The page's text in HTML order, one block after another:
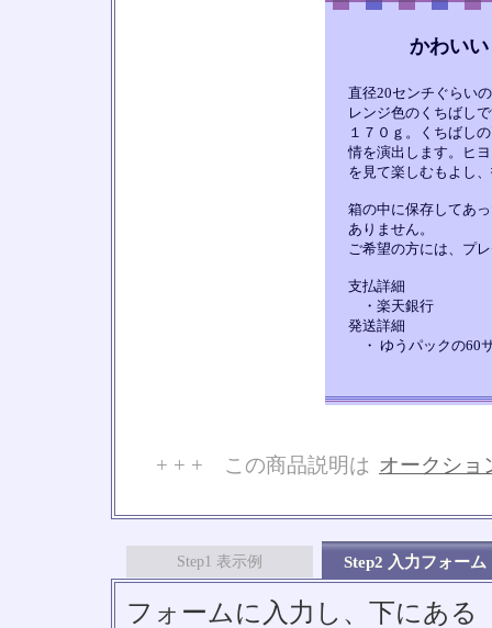
かわい
直径20センチぐらい
レンジ色のくちばし
１７０ｇ。くちばし
情を演出します。ヒ
を見て楽しむもよし
箱の中に保存してあ
ありません。
ご希望の方には、プ
支払詳細
・楽天銀行
発送詳細
・ ゆうパックの60
+ + + この商品説明は オークショ
Step1 表示例 Step2 入力フォーム
フォームに入力し、下にあ